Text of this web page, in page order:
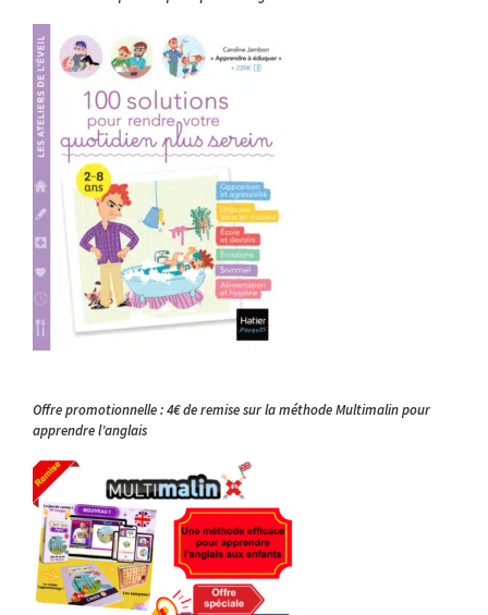
Offre promotionnelle : 4€ de remise sur la méthode Multimalin pour
apprendre l’anglais